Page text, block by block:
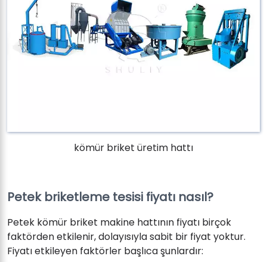
kömür briket üretim hattı
Petek briketleme tesisi fiyatı nasıl?
Petek kömür briket makine hattının fiyatı birçok
faktörden etkilenir, dolayısıyla sabit bir fiyat yoktur.
Fiyatı etkileyen faktörler başlıca şunlardır: